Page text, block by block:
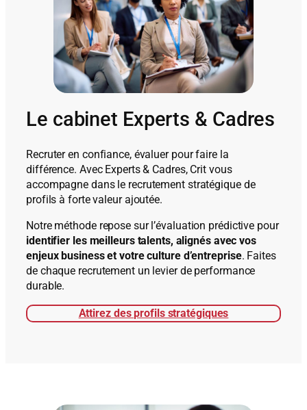
Le cabinet Experts & Cadres
Recruter en confiance, évaluer pour faire la
différence. Avec Experts & Cadres, Crit vous
accompagne dans le recrutement stratégique de
profils à forte valeur ajoutée.
Notre méthode repose sur l’évaluation prédictive pour
identifier les meilleurs talents, alignés avec vos
enjeux business et votre culture d’entreprise. Faites
de chaque recrutement un levier de performance
durable.
Attirez des profils stratégiques